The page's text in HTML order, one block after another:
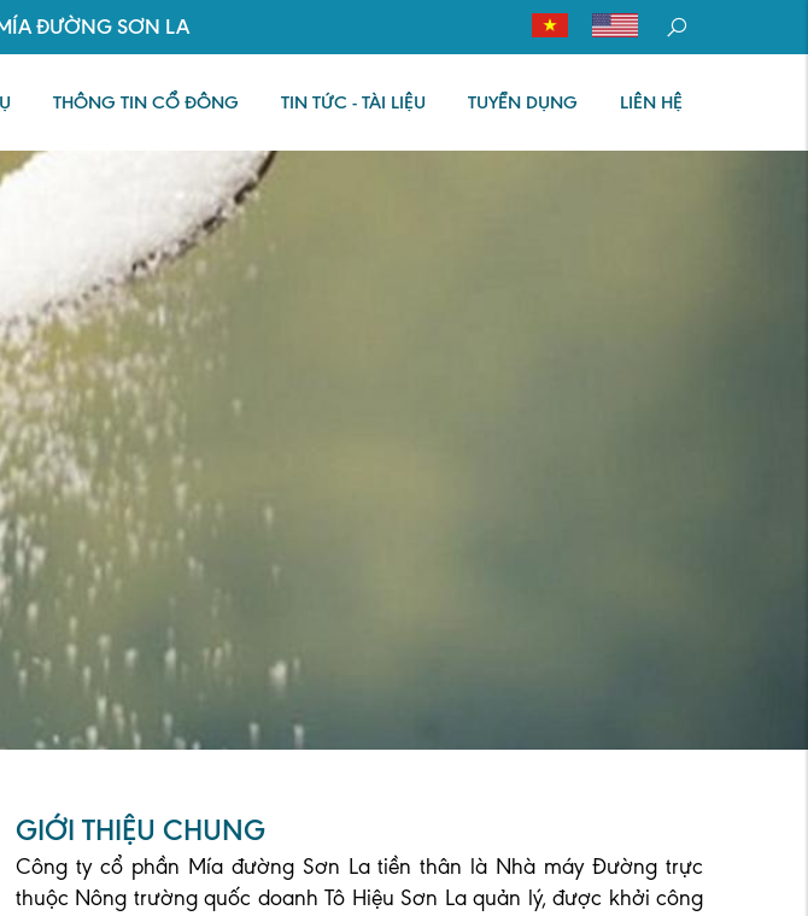
ĐƯỜNG SƠN LA
THÔNG TIN CỔ ĐÔNG TIN TỨC - TÀI LIỆU TUYỂN DỤNG LIÊN HỆ
GIỚI THIỆU CHUNG
Công ty cổ phần Mía đường Sơn La tiền thân là Nhà máy Đường trực
thuộc Nông trường quốc doanh Tô Hiệu Sơn La quản lý, được khởi công